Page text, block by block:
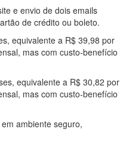
e envio de dois emails
de crédito ou boleto.
equivalente a R$ 39,98 por
mas com custo-benefício
equivalente a R$ 30,82 por
mas com custo-benefício
ambiente seguro,